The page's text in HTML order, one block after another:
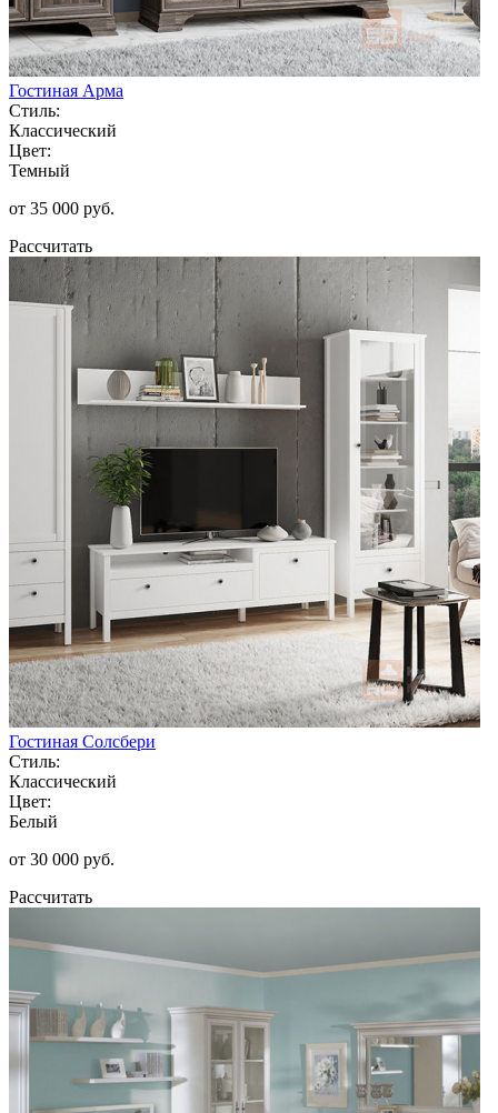
Гостиная Арма
Стиль:
Классический
Цвет:
Темный
от 35 000 руб.
Рассчитать
Гостиная Солсбери
Стиль:
Классический
Цвет:
Белый
от 30 000 руб.
Рассчитать